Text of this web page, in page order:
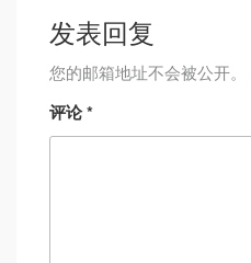
发表回复
您的邮箱地址不会被公开。
评论*